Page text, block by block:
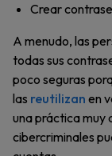
Crear
A menudo, las
todas sus
poco seguras
las reutilizan en
una práctica muy
cibercriminales